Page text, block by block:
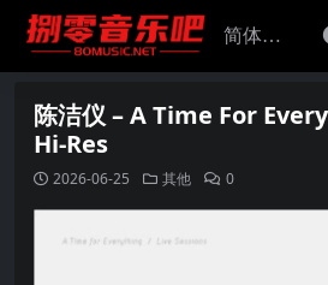
陈洁仪 – A Time For
Hi-Res
2026-06-25 其他 0